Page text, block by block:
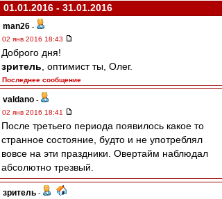
01.01.2016 - 31.01.2016
man26 -
02 янв 2016 18:43
Доброго дня!
зpитель , оптимист ты, Олег.
Последнее сообщение
valdano -
02 янв 2016 18:41
После третьего периода появилось какое то
странное состояние, будто и не употреблял
вовсе на эти праздники. Овертайм наблюдал
абсолютно трезвый.
зpитель -